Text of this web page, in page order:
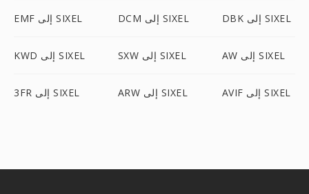
EMF إلى SIXEL DCM إلى SIXEL DBK إلى SIXEL
KWD إلى SIXEL SXW إلى SIXEL AW إلى SIXEL
3FR إلى SIXEL ARW إلى SIXEL AVIF إلى SIXEL